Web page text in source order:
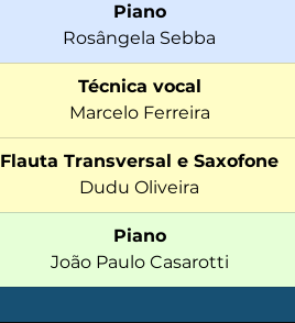
Piano
Rosângela Sebba
Técnica vocal
Marcelo Ferreira
Flauta Transversal e Saxofone
Dudu Oliveira
Piano
João Paulo Casarotti